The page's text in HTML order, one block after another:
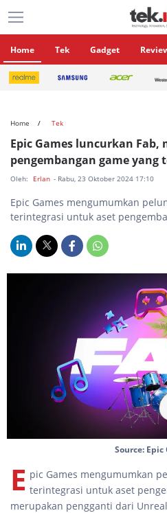
Home Tek Gadget
Home Tek
Epic Games luncurkan Fab,
pengembangan game yang
Oleh: Erlan - Rabu, 23 Oktober 2024 17:10
Epic Games mengumumkan
terintegrasi untuk aset
Source: Epic
E pic Games mengumumkan
terintegrasi untuk aset
merupakan pengganti dari